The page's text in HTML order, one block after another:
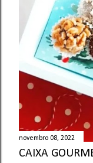
novembro 08, 2022
CAIXA